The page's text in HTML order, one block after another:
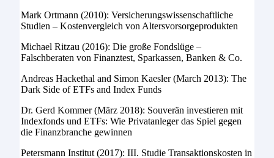
Mark Ortmann (2010): Versicherungswissenschaftliche
Studien – Kostenvergleich von Altersvorsorgeprodukten
Michael Ritzau (2016): Die große Fondslüge –
Falschberaten von Finanztest, Sparkassen, Banken & Co.
Andreas Hackethal and Simon Kaesler (March 2013): The
Dark Side of ETFs and Index Funds
Dr. Gerd Kommer (März 2018): Souverän investieren mit
Indexfonds und ETFs: Wie Privatanleger das Spiel gegen
die Finanzbranche gewinnen
Petersmann Institut (2017): III. Studie Transaktionskosten in